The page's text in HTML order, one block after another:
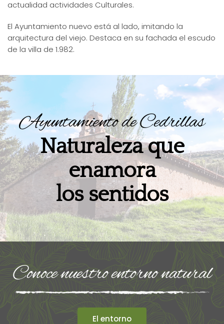
actualidad actividades Culturales.
El Ayuntamiento nuevo está al lado, imitando la
arquitectura del viejo. Destaca en su fachada el escudo
de la villa de 1.982.
Ayuntamiento de Cedrillas
Naturaleza que
enamora
los sentidos
Conoce nuestro entorno natural
El entorno